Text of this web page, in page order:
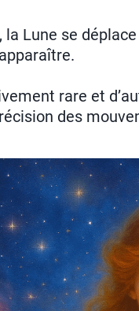
la Lune se
rare et
des